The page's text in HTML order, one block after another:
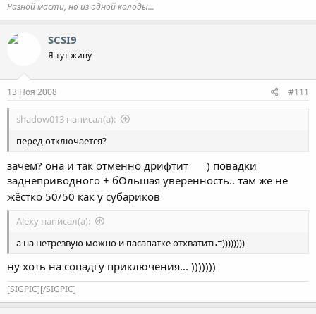
Разной масти, но из одной колоды...
SCSI9
Я тут живу
13 Ноя 2008 #111
shadow013 написал(а):
перед отключается?
зачем? она и так отменно дрифтит
) повадки
заднеприводного + бОльшая уверенность.. там же не
жёстко 50/50 как у субариков
Alexy написал(а):
а на нетрезвую можно и пасапатке отхватить=))))))))
ну хоть на сопадгу приключения... )))))))
[SIGPIC][/SIGPIC]